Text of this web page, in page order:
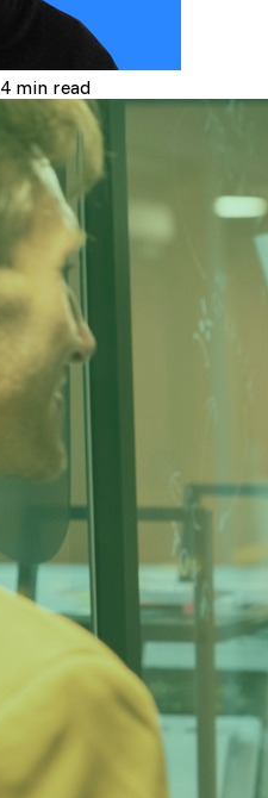
4 min read